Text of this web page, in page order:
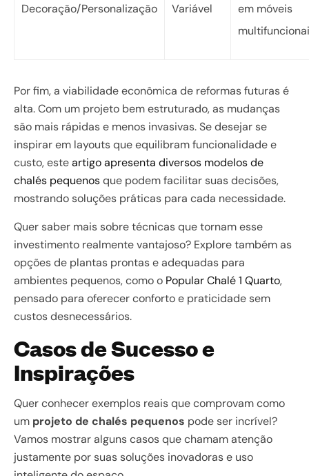
Decoração/Personalização Variável
em móveis
Por fim, a viabilidade econômica de reformas futuras é
alta. Com um projeto bem estruturado, as mudanças
são mais rápidas e menos invasivas. Se desejar se
inspirar em layouts que equilibram funcionalidade e
custo, esteartigo apresenta diversos modelos de
chalés pequenosque podem facilitar suas decisões,
mostrando soluções práticas para cada necessidade.
Quer saber mais sobre técnicas que tornam esse
investimento realmente vantajoso? Explore também as
opções de plantas prontas e adequadas para
ambientes pequenos, como o Popular Chalé 1 Quarto,
pensado para oferecer conforto e praticidade sem
custos desnecessários.
Casos de Sucesso e
Inspirações
Quer conhecer exemplos reais que comprovam como
um projeto de chalés pequenos pode ser incrível?
Vamos mostrar alguns casos que chamam atenção
justamente por suas soluções inovadoras e uso